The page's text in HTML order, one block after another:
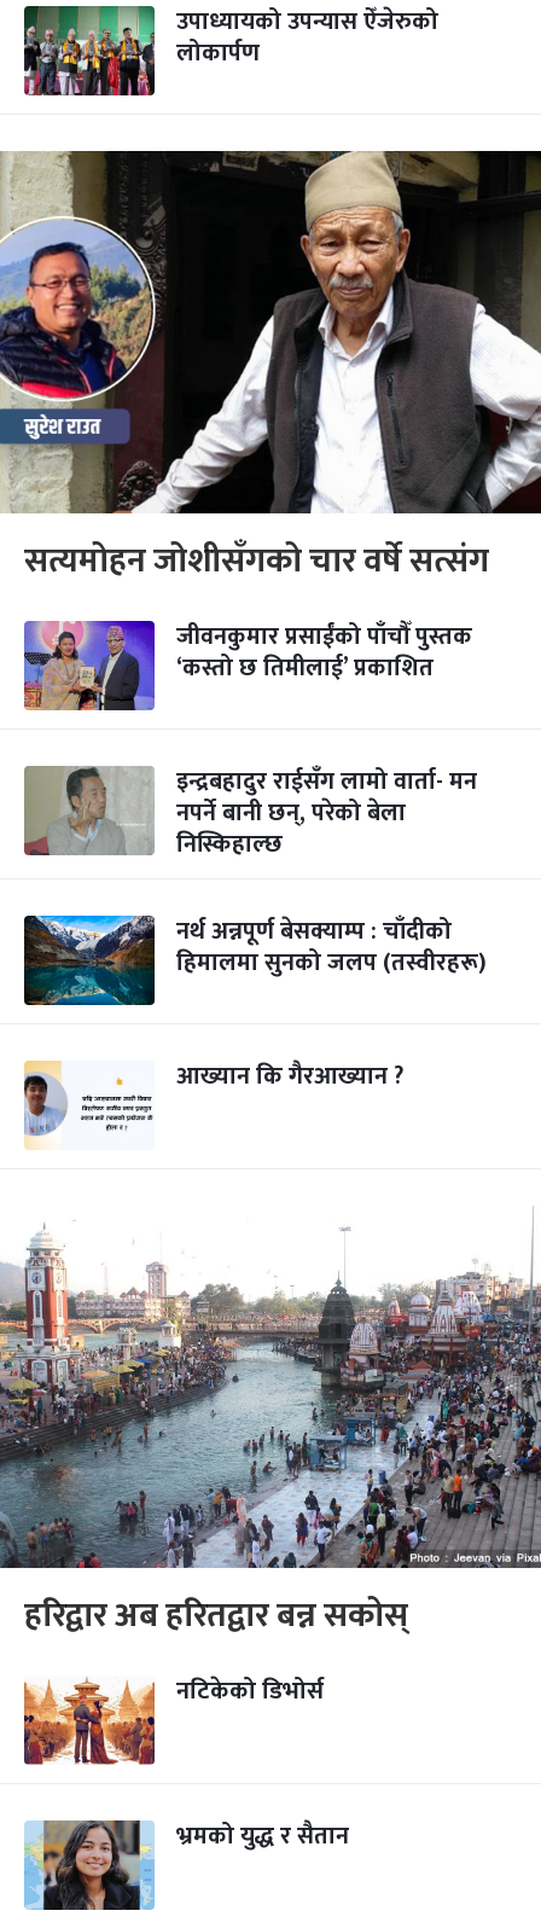
उपाध्यायको उपन्यास ऐँजेरुको
लोकार्पण
सत्यमोहन जोशीसँगको चार वर्षे सत्संग
जीवनकुमार प्रसाईंको पाँचौँ पुस्तक
‘कस्तो छ तिमीलाई’ प्रकाशित
इन्द्रबहादुर राईसँग लामो वार्ता- मन
नपर्ने बानी छन्, परेको बेला
निस्किहाल्छ
नर्थ अन्नपूर्ण बेसक्याम्प : चाँदीको
हिमालमा सुनको जलप (तस्वीरहरू)
आख्यान कि गैरआख्यान ?
हरिद्वार अब हरितद्वार बन्न सकोस्
नटिकेको डिभोर्स
भ्रमको युद्ध र सैतान